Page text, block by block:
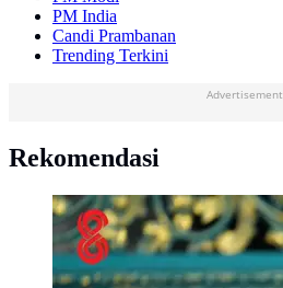
PM India
Candi Prambanan
Trending Terkini
Advertisement
Rekomendasi